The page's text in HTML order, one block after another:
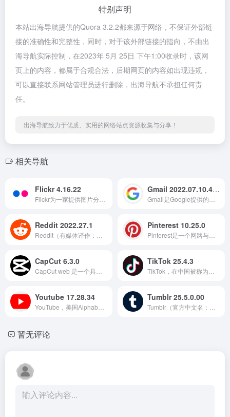
特别声明
本站出海导航提供的Quora 3.2.2都来源于网络，不保证外部链
接的准确性和完整性，同时，对于该外部链接的指向，不由出
海导航实际控制，在2023年 5月 25日 下午1:00收录时，该网
页上的内容，都属于合规合法，后期网页的内容如出现违规，
可以直接联系网站管理员进行删除，出海导航不承担任何责
任。
出海导航致力于优质、实用的网络站点资源收集与分享！
相关导航
Flickr 4.16.22 Gmail 2022.07.10.460851506.Release
Reddit 2022.27.1 Pinterest 10.25.0
CapCut 6.3.0 TikTok 25.4.3
Youtube 17.28.34 Tumblr 25.5.0.00
暂无评论